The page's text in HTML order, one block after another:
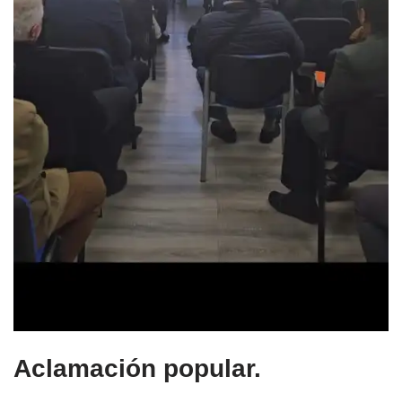
Aclamación popular.